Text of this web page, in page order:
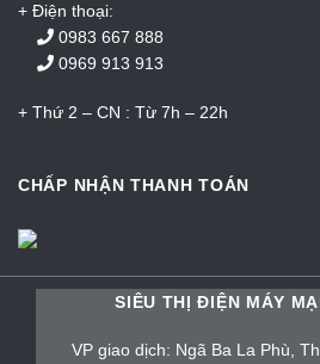
+ Điện thoại:
0983 667 888
0969 913 913
+ Thứ 2 – CN : Từ 7h – 22h
CHẤP NHẬN THANH TOÁN
SIÊU THỊ ĐIỆN MÁY
VP giao dịch: Ngã Ba La Phù,